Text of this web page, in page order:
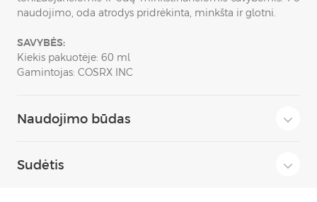
naudojimo, oda atrodys pridrėkinta, minkšta ir glotni.
SAVYBĖS:
Kiekis pakuotėje: 60 ml
Gamintojas: COSRX INC
Naudojimo būdas
Sudėtis